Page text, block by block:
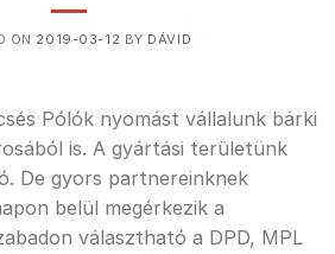
ON 2019-03-12 BY DÁVID
Pólók nyomást vállalunk bárki
is. A gyártási területünk
De gyors partnereinknek
belül megérkezik a
választható a DPD, MPL